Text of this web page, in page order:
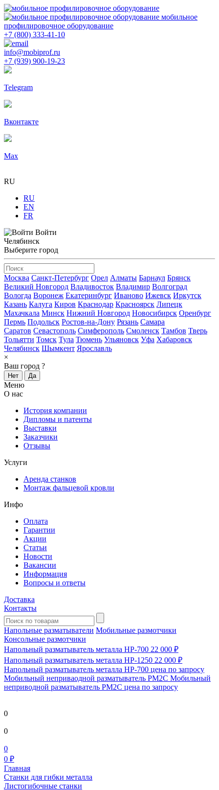
мобильное
профилировочное оборудование
+7 (800) 333-41-10
info@mobiprof.ru
+7 (939) 900-19-23
Telegram
Вконтакте
Max
RU
RU
EN
FR
Войти
Челябинск
Выберите город
Москва Санкт-Петербург Орел Алматы Барнаул Брянск
Великий Новгород Владивосток Владимир Волгоград
Вологда Воронеж Екатеринбург Иваново Ижевск Иркутск
Казань Калуга Киров Краснодар Красноярск Липецк
Махачкала Минск Нижний Новгород Новосибирск Оренбург
Пермь Подольск Ростов-на-Дону Рязань Самара
Саратов Севастополь Симферополь Смоленск Тамбов Тверь
Тольятти Томск Тула Тюмень Ульяновск Уфа Хабаровск
Челябинск Шымкент Ярославль
×
Ваш город ?
Нет Да
Меню
О нас
История компании
Дипломы и патенты
Выставки
Заказчики
Отзывы
Услуги
Аренда станков
Монтаж фальцевой кровли
Инфо
Оплата
Гарантии
Акции
Статьи
Новости
Вакансии
Информация
Вопросы и ответы
Доставка
Контакты
Напольные разматыватели Мобильные размотчики
Консольные размотчики
Напольный разматыватель металла HP-700 22 000 ₽
Напольный разматыватель металла HP-1250 22 000 ₽
Напольный разматыватель металла HP-700 цена по запросу
Мобильный непривaодной разматыватель РМ2С Мобильный
неприводной разматыватель РМ2С цена по запросу
0
0
0
0 ₽
Главная
Станки для гибки металла
Листогибочные станки